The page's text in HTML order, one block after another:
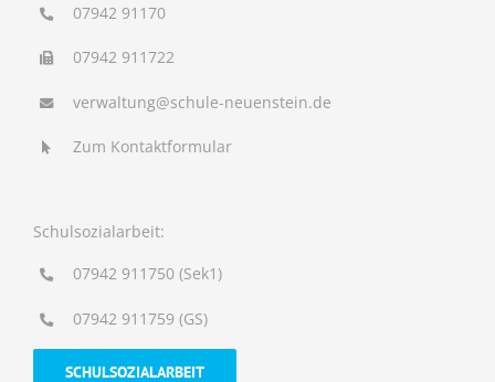
07942 91170
07942 911722
verwaltung@schule-neuenstein.de
Zum Kontaktformular
Schulsozialarbeit:
07942 911750 (Sek1)
07942 911759 (GS)
SCHULSOZIALARBEIT